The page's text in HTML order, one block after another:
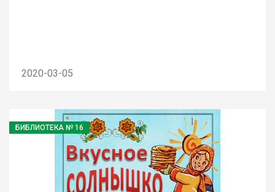
2020-03-05
БИБЛИОТЕКА № 16